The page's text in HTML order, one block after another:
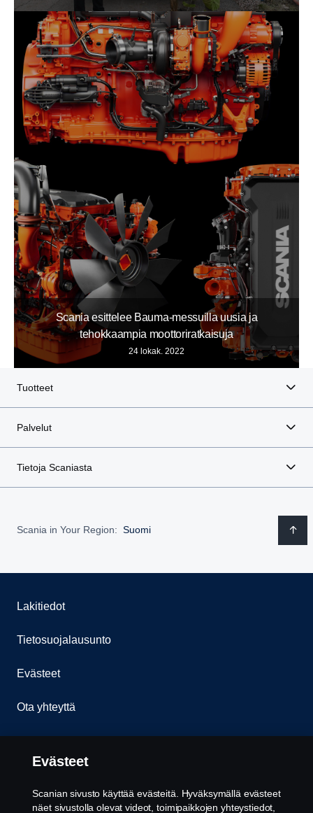
Scania esittelee Bauma-messuilla uusia ja
tehokkaampia moottoriratkaisuja
24 lokak. 2022
Tuotteet
Palvelut
Tietoja Scaniasta
Scania in Your Region: Suomi
Lakitiedot
Tietosuojalausunto
Evästeet
Ota yhteyttä
Evästeet
Scanian sivusto käyttää evästeitä. Hyväksymällä evästeet
näet sivustolla olevat videot, toimipaikkojen yhteystiedot,